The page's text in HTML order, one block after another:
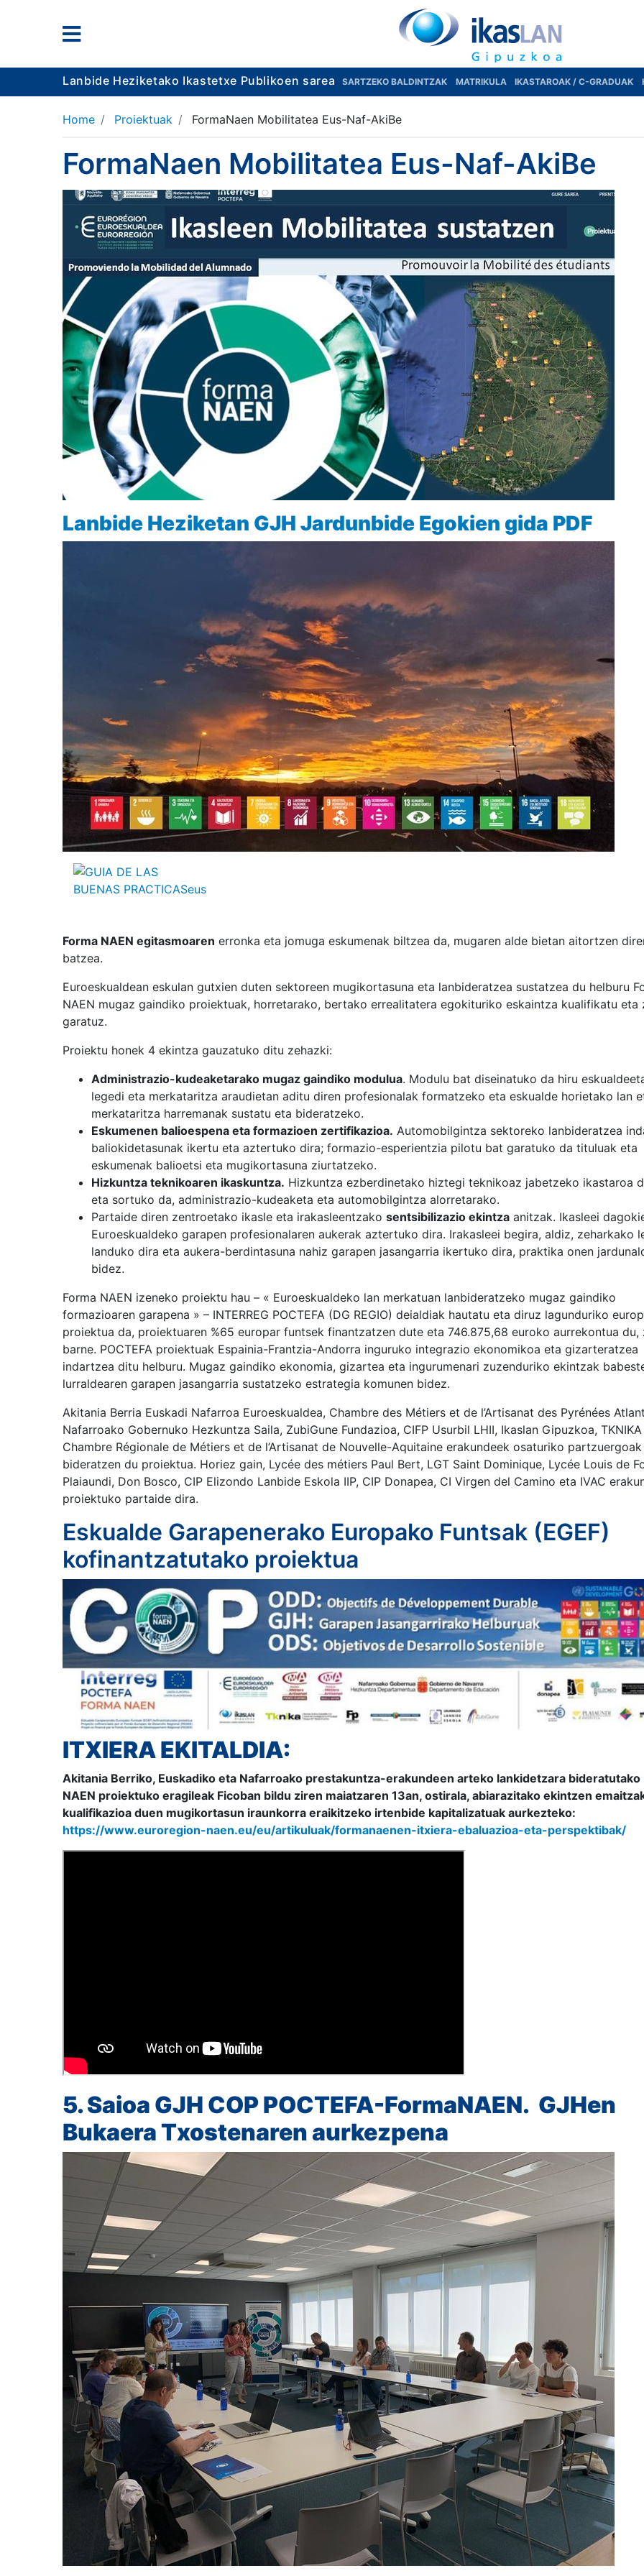
Lanbide Heziketako Ikastetxe Publikoen sarea SARTZEKO BALDINTZAK MATRIKULA IKASTAROAK / C-GRADUAK
Home Proiektuak FormaNaen Mobilitatea Eus-Naf-AkiBe
FormaNaen Mobilitatea Eus-Naf-AkiBe
Lanbide Heziketan GJH Jardunbide Egokien gida PDF
Forma NAEN egitasmoaren erronka eta jomuga eskumenak biltzea da, mugaren alde bietan aitortzen
batzea.
Euroeskualdean eskulan gutxien duten sektoreen mugikortasuna eta lanbideratzea sustatzea du helburu
NAEN mugaz gaindiko proiektuak, horretarako, bertako errealitatera egokituriko eskaintza kualifikatu eta
garatuz.
Proiektu honek 4 ekintza gauzatuko ditu zehazki:
Administrazio-kudeaketarako mugaz gaindiko modulua. Modulu bat diseinatuko da hiru
legedi eta merkataritza araudietan aditu diren profesionalak formatzeko eta eskualde horietako lan
merkataritza harremanak sustatu eta bideratzeko.
Eskumenen balioespena eta formazioen zertifikazioa. Automobilgintza sektoreko lanbideratzea
baliokidetasunak ikertu eta aztertuko dira; formazio-esperientzia pilotu bat garatuko da tituluak eta
eskumenak balioetsi eta mugikortasuna ziurtatzeko.
Hizkuntza teknikoaren ikaskuntza. Hizkuntza ezberdinetako hiztegi teknikoaz jabetzeko ikastaroa
eta sortuko da, administrazio-kudeaketa eta automobilgintza alorretarako.
Partaide diren zentroetako ikasle eta irakasleentzako sentsibilizazio ekintza anitzak. Ikasleei
Euroeskualdeko garapen profesionalaren aukerak aztertuko dira. Irakasleei begira, aldiz, zeharkako
landuko dira eta aukera-berdintasuna nahiz garapen jasangarria ikertuko dira, praktika onen
bidez.
Forma NAEN izeneko proiektu hau – « Euroeskualdeko lan merkatuan lanbideratzeko mugaz gaindiko
formazioaren garapena » – INTERREG POCTEFA (DG REGIO) deialdiak hautatu eta diruz lagunduriko
proiektua da, proiektuaren %65 europar funtsek finantzatzen dute eta 746.875,68 euroko aurrekontua du,
barne. POCTEFA proiektuak Espainia-Frantzia-Andorra inguruko integrazio ekonomikoa eta gizarteratzea
indartzea ditu helburu. Mugaz gaindiko ekonomia, gizartea eta ingurumenari zuzenduriko ekintzak
lurraldearen garapen jasangarria sustatzeko estrategia komunen bidez.
Akitania Berria Euskadi Nafarroa Euroeskualdea, Chambre des Métiers et de l’Artisanat des Pyrénées
Nafarroako Gobernuko Hezkuntza Saila, ZubiGune Fundazioa, CIFP Usurbil LHII, Ikaslan Gipuzkoa,
Chambre Régionale de Métiers et de l’Artisanat de Nouvelle-Aquitaine erakundeek osaturiko partzuergoak
bideratzen du proiektua. Horiez gain, Lycée des métiers Paul Bert, LGT Saint Dominique, Lycée Louis de
Plaiaundi, Don Bosco, CIP Elizondo Lanbide Eskola IIP, CIP Donapea, CI Virgen del Camino eta IVAC
proiektuko partaide dira.
Eskualde Garapenerako Europako Funtsak (EGEF)
kofinantzatutako proiektua
ITXIERA EKITALDIA:
Akitania Berriko, Euskadiko eta Nafarroako prestakuntza-erakundeen arteko lankidetzara bideratutako
NAEN proiektuko eragileak Ficoban bildu ziren maiatzaren 13an, ostirala, abiarazitako ekintzen
kualifikazioa duen mugikortasun iraunkorra eraikitzeko irtenbide kapitalizatuak aurkezteko:
https://www.euroregion-naen.eu/eu/artikuluak/formanaenen-itxiera-ebaluazioa-eta-perspektibak/
5. Saioa GJH COP POCTEFA-FormaNAEN. GJHen
Bukaera Txostenaren aurkezpena